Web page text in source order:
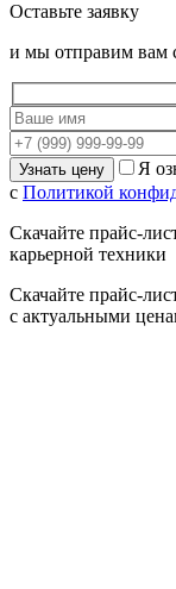
Оставьте заявку
и мы отправим вам
Я
с Политикой
Скачайте прайс-
карьерной техники
Скачайте прайс-
с актуальными